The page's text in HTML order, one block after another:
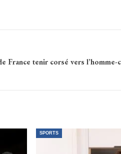
France tenir corsé vers
SPORTS